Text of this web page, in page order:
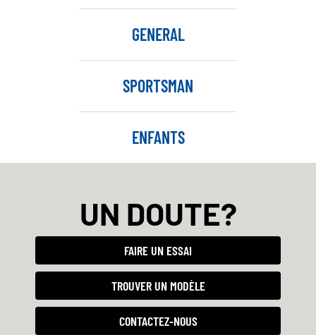
GENERAL
SPORTSMAN
ENFANTS
UN DOUTE?
FAIRE UN ESSAI
TROUVER UN MODÈLE
CONTACTEZ-NOUS